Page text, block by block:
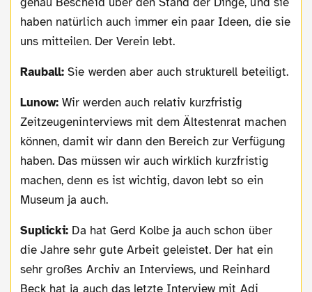
haben natürlich auch immer ein paar Ideen, die sie
uns mitteilen. Der Verein lebt.
Rauball: Sie werden aber auch strukturell beteiligt.
Lunow: Wir werden auch relativ kurzfristig
Zeitzeugeninterviews mit dem Ältestenrat machen
können, damit wir dann den Bereich zur Verfügung
haben. Das müssen wir auch wirklich kurzfristig
machen, denn es ist wichtig, davon lebt so ein
Museum ja auch.
Suplicki: Da hat Gerd Kolbe ja auch schon über
die Jahre sehr gute Arbeit geleistet. Der hat ein
sehr großes Archiv an Interviews, und Reinhard